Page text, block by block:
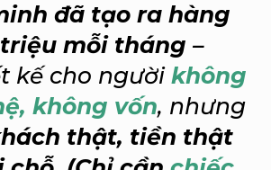
đã tạo ra hàng
mỗi tháng –
kế cho người không
không vốn, nhưng
thật, tiền thật